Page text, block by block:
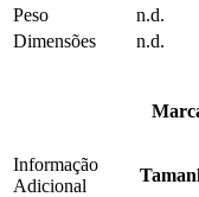
Peso
n.d.
Dimensões
n.d.
Informação
Adicional